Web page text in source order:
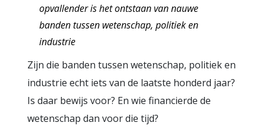
opvallender is het ontstaan van nauwe
banden tussen wetenschap, politiek en
industrie
Zijn die banden tussen wetenschap, politiek en
industrie echt iets van de laatste honderd jaar?
Is daar bewijs voor? En wie financierde de
wetenschap dan voor die tijd?